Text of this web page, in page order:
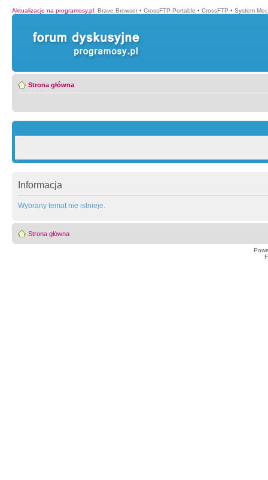
Aktualizacje na programosy.pl: Brave Browser • CrossFTP Portable • CrossFTP • System
Strona główna
Informacja
Wybrany temat nie istnieje.
Strona główna